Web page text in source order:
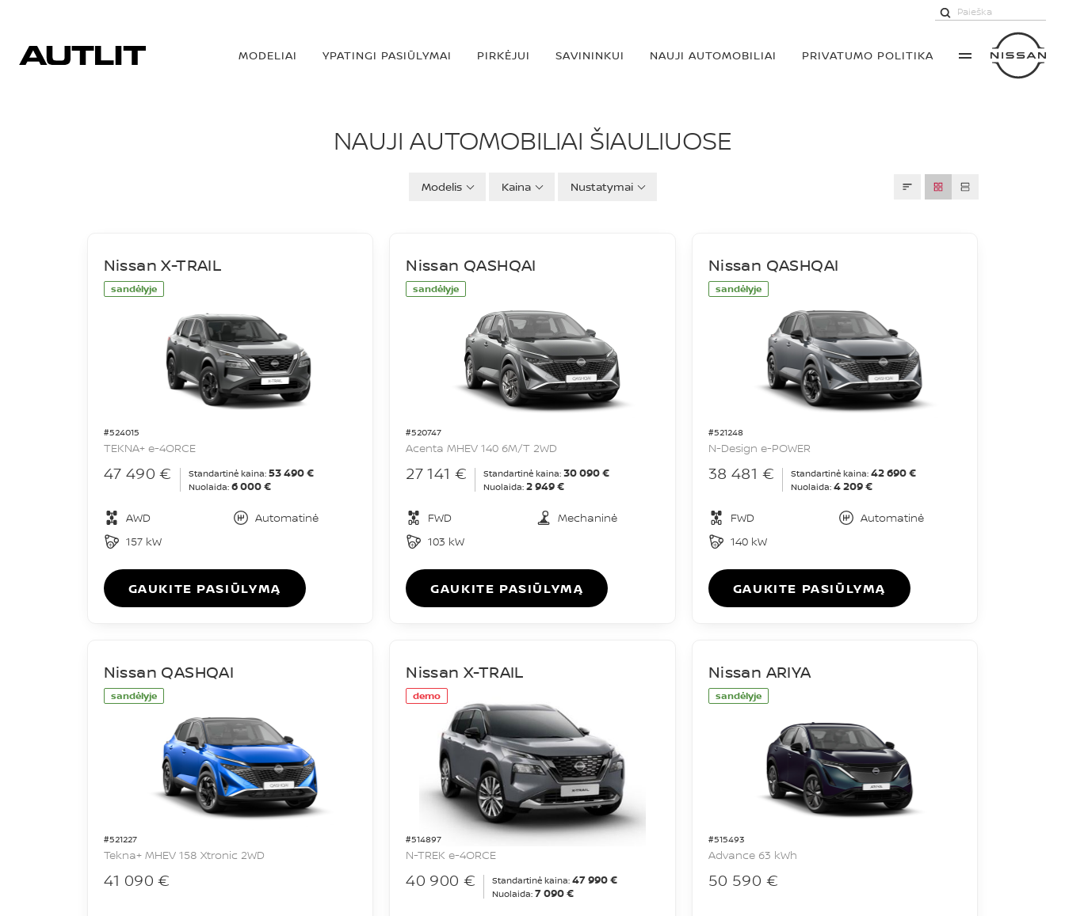
MODELIAI YPATINGI PASIŪLYMAI PIRKĖJUI SAVININKUI NAUJI AUTOMOBILIAI PRIVATUMO POLITIKA
NAUJI AUTOMOBILIAINAUJI AUTOMOBILIAI ŠIAULIUOSE
Modelis Kaina Nustatymai
sandėlyje
#524015
Nissan X-TRAIL
TEKNA+ e-4ORCE
47 490 € Standartinė kaina: 53 490 €
Nuolaida: 6 000 €
AWD
Automatinė
157 kW
GAUKITE PASIŪLYMĄ
sandėlyje
#520747
Nissan QASHQAI
Acenta MHEV 140 6M/T 2WD
27 141 € Standartinė kaina: 30 090 €
Nuolaida: 2 949 €
FWD
Mechaninė
103 kW
GAUKITE PASIŪLYMĄ
sandėlyje
#521248
Nissan QASHQAI
N-Design e-POWER
38 481 € Standartinė kaina: 42 690 €
Nuolaida: 4 209 €
FWD
Automatinė
140 kW
GAUKITE PASIŪLYMĄ
sandėlyje
#521227
Nissan QASHQAI
Tekna+ MHEV 158 Xtronic 2WD
41 090 €
demo
#514897
Nissan X-TRAIL
N-TREK e-4ORCE
40 900 € Standartinė kaina: 47 990 €
Nuolaida: 7 090 €
sandėlyje
#515493
Nissan ARIYA
Advance 63 kWh
50 590 €